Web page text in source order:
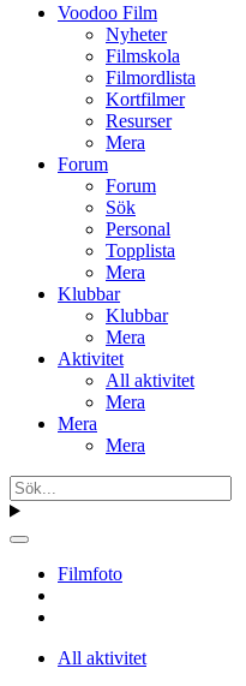
Voodoo Film
Nyheter
Filmskola
Filmordlista
Kortfilmer
Resurser
Mera
Forum
Forum
Sök
Personal
Topplista
Mera
Klubbar
Klubbar
Mera
Aktivitet
All aktivitet
Mera
Mera
Mera
Filmfoto
All aktivitet